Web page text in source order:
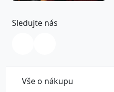
Vše o nákupu
Sledujte nás